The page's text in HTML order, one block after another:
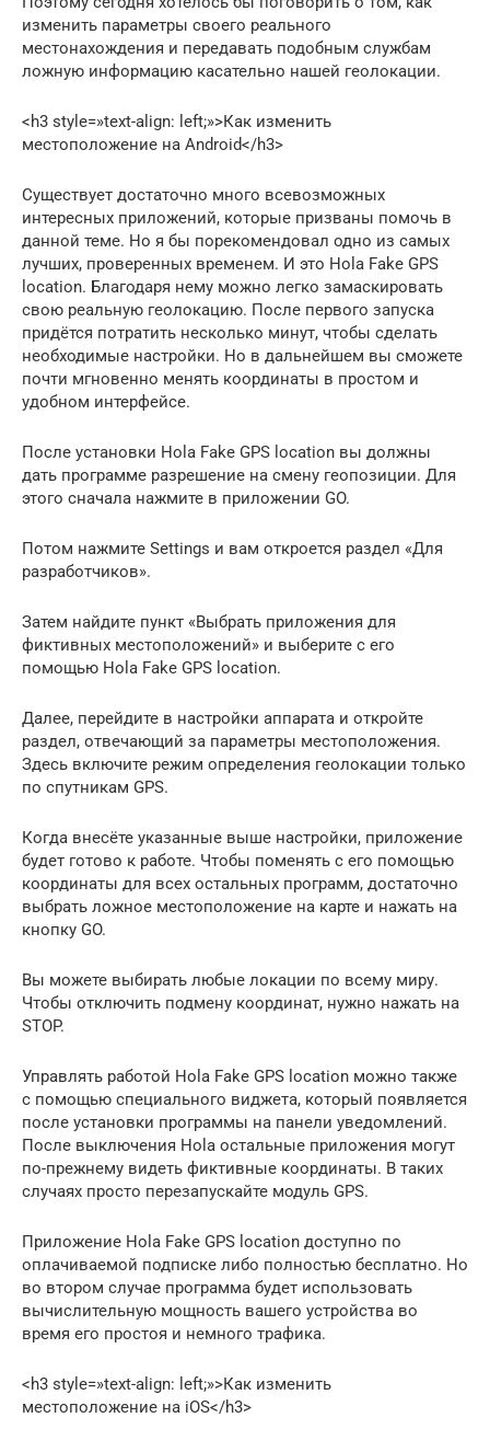
изменить параметры своего реального
местонахождения и передавать подобным службам
ложную информацию касательно нашей геолокации.
<h3 style=»text-align: left;»>Как изменить
местоположение на Android</h3>
Существует достаточно много всевозможных
интересных приложений, которые призваны помочь в
данной теме. Но я бы порекомендовал одно из самых
лучших, проверенных временем. И это Hola Fake GPS
location. Благодаря нему можно легко замаскировать
свою реальную геолокацию. После первого запуска
придётся потратить несколько минут, чтобы сделать
необходимые настройки. Но в дальнейшем вы сможете
почти мгновенно менять координаты в простом и
удобном интерфейсе.
После установки Hola Fake GPS location вы должны
дать программе разрешение на смену геопозиции. Для
этого сначала нажмите в приложении GO.
Потом нажмите Settings и вам откроется раздел «Для
разработчиков».
Затем найдите пункт «Выбрать приложения для
фиктивных местоположений» и выберите с его
помощью Hola Fake GPS location.
Далее, перейдите в настройки аппарата и откройте
раздел, отвечающий за параметры местоположения.
Здесь включите режим определения геолокации только
по спутникам GPS.
Когда внесёте указанные выше настройки, приложение
будет готово к работе. Чтобы поменять с его помощью
координаты для всех остальных программ, достаточно
выбрать ложное местоположение на карте и нажать на
кнопку GO.
Вы можете выбирать любые локации по всему миру.
Чтобы отключить подмену координат, нужно нажать на
STOP.
Управлять работой Hola Fake GPS location можно также
с помощью специального виджета, который появляется
после установки программы на панели уведомлений.
После выключения Hola остальные приложения могут
по-прежнему видеть фиктивные координаты. В таких
случаях просто перезапускайте модуль GPS.
Приложение Hola Fake GPS location доступно по
оплачиваемой подписке либо полностью бесплатно. Но
во втором случае программа будет использовать
вычислительную мощность вашего устройства во
время его простоя и немного трафика.
<h3 style=»text-align: left;»>Как изменить
местоположение на iOS</h3>